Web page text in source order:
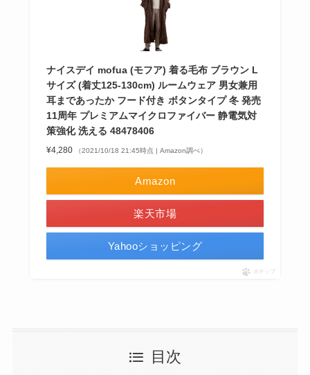
ナイスデイ mofua (モフア) 着る毛布 ブラウン L
サイズ (着丈125-130cm) ルームウェア 男女兼用
耳まであったか フード付き ボタンタイプ 冬 発売
11周年 プレミアムマイクロファイバー 静電気対
策強化 洗える 48478406
¥4,280 （2021/10/18 21:45時点 | Amazon調べ）
Amazon
楽天市場
Yahooショッピング
ポチップ
目次